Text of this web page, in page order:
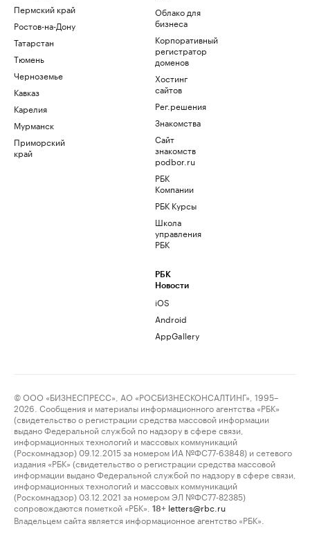
Пермский край
Ростов-на-Дону
Татарстан
Тюмень
Черноземье
Кавказ
Карелия
Мурманск
Приморский
край
Облако для
бизнеса
Корпоративный
регистратор
доменов
Хостинг
сайтов
Рег.решения
Знакомства
Сайт
знакомств
podbor.ru
РБК
Компании
РБК Курсы
Школа
управления
РБК
РБК
Новости
iOS
Android
AppGallery
© ООО «БИЗНЕСПРЕСС», АО «РОСБИЗНЕСКОНСАЛТИНГ», 1995–
2026. Сообщения и материалы информационного агентства «РБК»
(свидетельство о регистрации средства массовой информации
выдано Федеральной службой по надзору в сфере связи,
информационных технологий и массовых коммуникаций
(Роскомнадзор) 09.12.2015 за номером ИА №ФС77-63848) и сетевого
издания «РБК» (свидетельство о регистрации средства массовой
информации выдано Федеральной службой по надзору в сфере связи,
информационных технологий и массовых коммуникаций
(Роскомнадзор) 03.12.2021 за номером ЭЛ №ФС77-82385)
сопровождаются пометкой «РБК».
18+ letters@rbc.ru
Владельцем сайта является информационное агентство «РБК».